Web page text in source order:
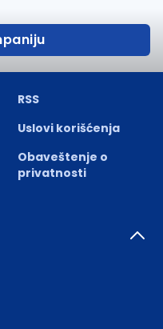
RSS
Uslovi korišćenja
Obaveštenje o
privatnosti